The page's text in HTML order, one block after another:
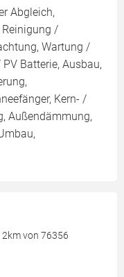
Abgleich,
/
Wartung /
Batterie, Ausbau,
Kern- /
Außendämmung,
von 76356